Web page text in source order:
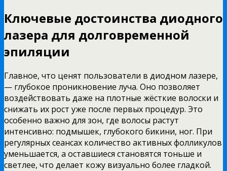
Ключевые достоинства диодного
лазера для долговременной
эпиляции
Главное, что ценят пользователи в диодном лазере,
— глубокое проникновение луча. Оно позволяет
воздействовать даже на плотные жёсткие волоски и
снижать их рост уже после первых процедур. Это
особенно важно для зон, где волосы растут
интенсивно: подмышек, глубокого бикини, ног. При
регулярных сеансах количество активных фолликулов
уменьшается, а оставшиеся становятся тоньше и
светлее, что делает кожу визуально более гладкой.